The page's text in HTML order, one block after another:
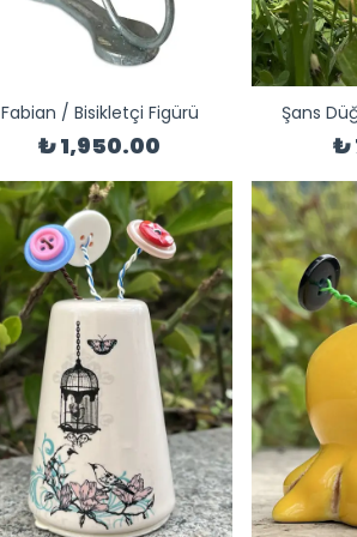
Fabian / Bisikletçi Figürü
₺ 1,950.00
Şans
₺